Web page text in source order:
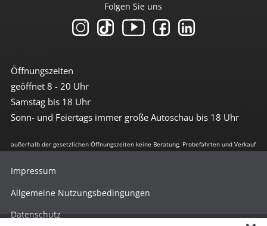
Öffnungszeiten
geöffnet 8 - 20 Uhr
Samstag bis 18 Uhr
Sonn- und Feiertags immer große Autoschau bis 18 Uhr
Folgen Sie uns
außerhalb der gesetzlichen Öffnungszeiten keine Beratung, Probefahrten und Verkauf
Impressum
Allgemeine Nutzungsbedingungen
Datenschutz